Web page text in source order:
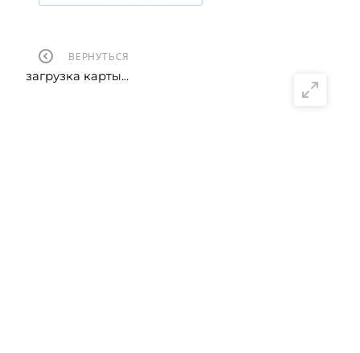
ВЕРНУТЬСЯ
загрузка карты...